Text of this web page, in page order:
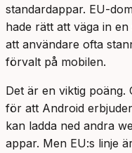
standardappar. EU-
hade rätt att väga in
att användare ofta
förvalt på mobilen.
Det är en viktig poäng.
för att Android
kan ladda ned andra
appar. Men EU:s linje